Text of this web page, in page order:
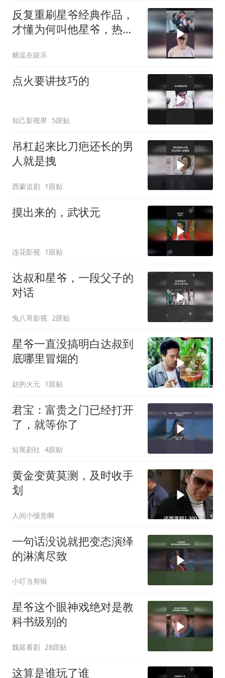
反复重刷星爷经典作品，
才懂为何叫他星爷，热血
糖逗在娱乐
点火要讲技巧的
知己影视界 5跟贴
吊杠起来比刀疤还长的男
人就是拽
西蒙追剧 1跟贴
摸出来的，武状元
连花影视 1跟贴
达叔和星爷，一段父子的
对话
兔八哥影视 2跟贴
星爷一直没搞明白达叔到
底哪里冒烟的
赵的火元 1跟贴
君宝：富贵之门已经打开
了，就等你了
短尾剧社 4跟贴
黄金变黄莫测，及时收手
划
人间小惬意啊
一句话没说就把变态演绎
的淋漓尽致
小叮当剪辑
星爷这个眼神戏绝对是教
科书级别的
魏延看剧 28跟贴
这算是谁玩了谁